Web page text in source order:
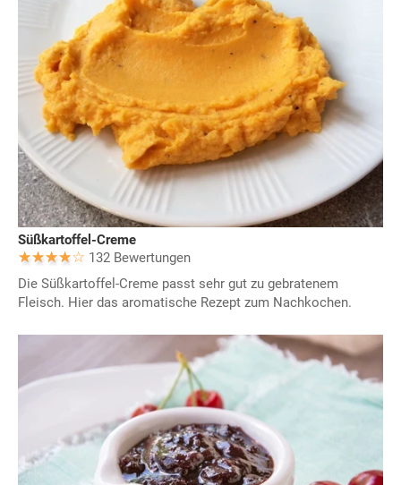
Süßkartoffel-Creme
132 Bewertungen
Die Süßkartoffel-Creme passt sehr gut zu gebratenem
Fleisch. Hier das aromatische Rezept zum Nachkochen.